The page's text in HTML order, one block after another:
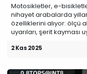
Motosikletler, e-
nihayet arabalarda
özelliklerini alıyor: ölçü
uyarıları, şerit kayması
2 Kas 2025